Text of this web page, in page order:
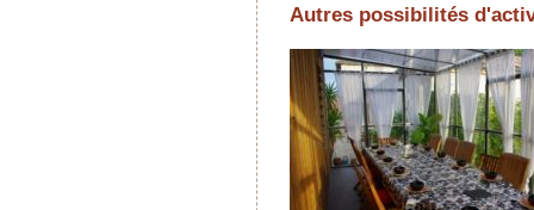
Autres possibilités